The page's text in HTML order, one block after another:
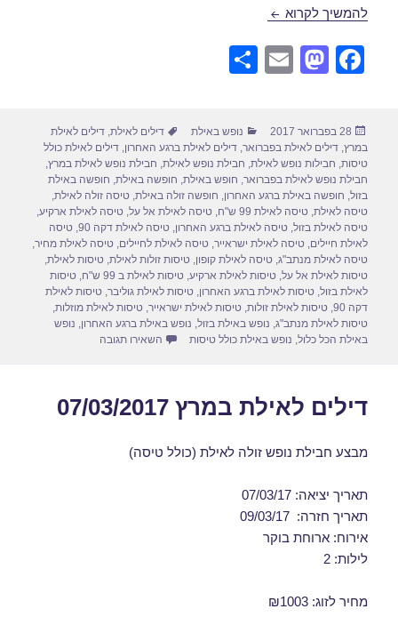
להמשיך לקרוא חבילת נופש לאילת כולל טיסה במרץ 07/03/2017
F
e
b
o
o
k
M
o
d
o
n
E
e
פורסם
בתאריך
28 בפברואר 2017 קטגוריות
נופש באילת תגיות
דילים לאילת,דילים לאילת
במרץ,דילים לאילת בפברואר,דילים לאילת ברגע האחרון,דילים לאילת כולל
טיסות, חבילות נופש לאילת, חבילת נופש לאילת, חבילת נופש לאילת במרץ,
חבילת נופש לאילת בפברואר, חופש באילת, חופשה באילת, חופשה באילת
בזול, חופשה באילת ברגע האחרון, חופשה זולה באילת,טיסה זולה לאילת,
טיסה לאילת,טיסה לאילת 99 ש"ח ,טיסה לאילת אל על,טיסה לאילת ארקיע,
טיסה לאילת בזול,טיסה לאילת ברגע האחרון,טיסה לאילת דקה 90 ,טיסה
לאילת חיילים,טיסה לאילת ישראייר,טיסה לאילת לחיילים,טיסה לאילת מחיר,
טיסה לאילת מנתב"ג,טיסה לאילת קופון,טיסות זולות לאילת,טיסות לאילת,
טיסות לאילת אל על,טיסות לאילת ארקיע,טיסות לאילת ב 99 ש"ח ,טיסות
לאילת בזול,טיסות לאילת ברגע האחרון,טיסות לאילת גוליבר,טיסות לאילת
דקה 90
,טיסות לאילת זולות,טיסות לאילת ישראייר,טיסות לאילת מוזלות,
טיסות לאילת מנתב"ג, נופש באילת בזול, נופש באילת ברגע האחרון, נופש
באילת הכל כלול, נופש באילת כולל טיסות השאירו תגובה
דילים לאילת במרץ 07/03/2017
מבצע חבילת נופש זולה לאילת (כולל טיסה)
תאריך יציאה: 07/03/17
תאריך חזרה: 09/03/17
אירוח: ארוחת בוקר
לילות: 2
מחיר לזוג: ₪1003